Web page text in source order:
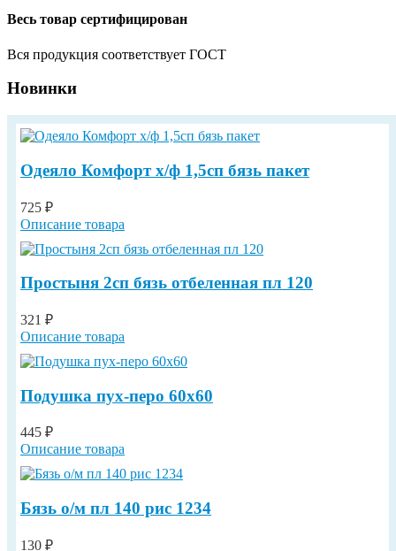
Весь товар сертифицирован
Вся продукция соответствует ГОСТ
Новинки
Одеяло Комфорт х/ф 1,5сп бязь пакет
725 ₽
Описание товара
Простыня 2сп бязь отбеленная пл 120
321 ₽
Описание товара
Подушка пух-перо 60х60
445 ₽
Описание товара
Бязь о/м пл 140 рис 1234
130 ₽